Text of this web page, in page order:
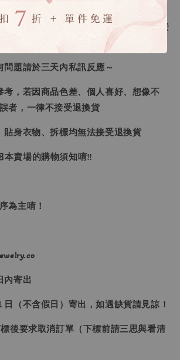
另行告知，請注意訊息及信箱收件
國門市、官網購入，皆為正品，您可以安
問題請於三天內私訊反應～
考，若因商品色差、個人喜好、想像不
者，一律不接受退換貨
貼身衣物、拆標均無法接受退換貨
本賣場的購物須知唷‼
為主唷！
內寄出
（不含假日）寄出，如遇缺貨請見諒！
後要求取消訂單（下標前請三思與看清